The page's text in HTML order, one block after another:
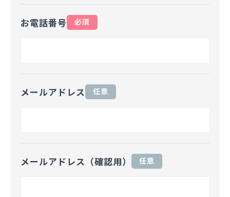
お電話番号 必須
メールアドレス 任意
メールアドレス（確認用） 任意